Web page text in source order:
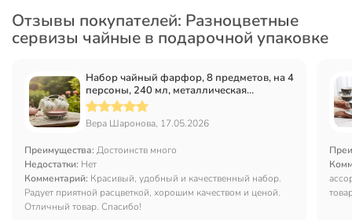
Отзывы покупателей: Разноцветные
сервизы чайные в подарочной упаковке
Набор чайный фарфор, 8 предметов, на 4
персоны, 240 мл, металлическая
подставка, Rosario, Любовь, Ф11-004К/8
Вера Шароновa, 17.05.2026
Преимущества: Достоинств много
Недостатки: Нет
Комментарий: Красивый, удобный и качественный набор.
Радует приятной расцветкой, хорошим качеством и ценой.
Отличный товар. Спасибо!